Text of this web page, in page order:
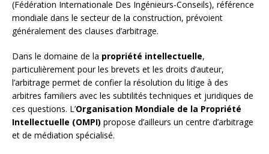
(Fédération Internationale Des Ingénieurs-Conseils), référence
mondiale dans le secteur de la construction, prévoient
généralement des clauses d’arbitrage.
Dans le domaine de la propriété intellectuelle,
particulièrement pour les brevets et les droits d’auteur,
l’arbitrage permet de confier la résolution du litige à des
arbitres familiers avec les subtilités techniques et juridiques de
ces questions. L’Organisation Mondiale de la Propriété
Intellectuelle (OMPI) propose d’ailleurs un centre d’arbitrage
et de médiation spécialisé.